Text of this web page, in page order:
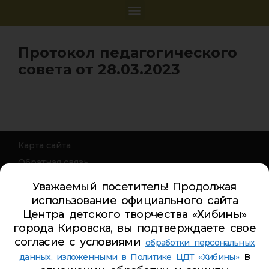
Протокол педагогического
совета от 28.03.2023
Карта сайта
Обратная связь
Турбаза ЦДТ «ХИБИНЫ»
Телефон Ленина 5:
Телефон Ленина 9а:
4-84-99
Телефон Дзержинского 9а:
5-94-00
Телефон Советская 8:5-26-84
Уважаемый посетитель! Продолжая
использование официального сайта
Центра детского творчества «Хибины»
города Кировска, вы подтверждаете свое
согласие с условиями обработки персональных
данных, изложенными в Политике ЦДТ «Хибины»в